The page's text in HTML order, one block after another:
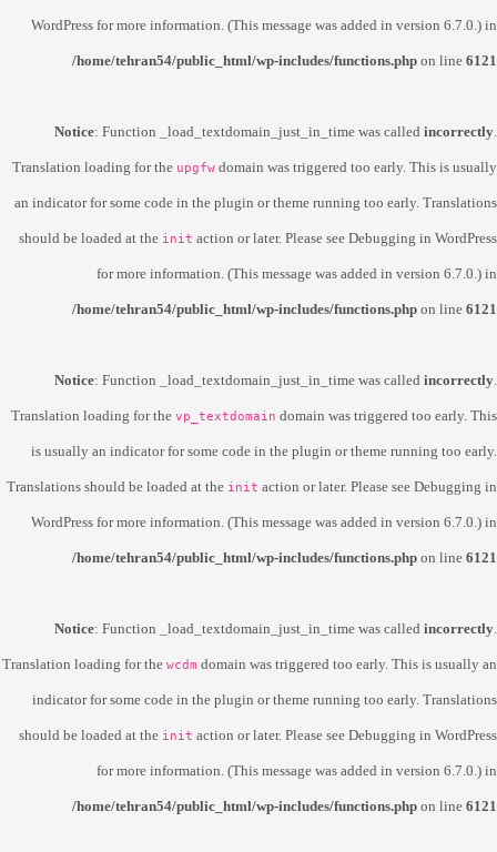
WordPress for more information. (This message was added in version 6.7.0.) in
/home/tehran54/public_html/wp-includes/functions.php on line 6121
Notice: Function _load_textdomain_just_in_time was called incorrectly.
Translation loading for the upgfw domain was triggered too early. This is usually
an indicator for some code in the plugin or theme running too early. Translations
should be loaded at the init action or later. Please see Debugging in WordPress
for more information. (This message was added in version 6.7.0.) in
/home/tehran54/public_html/wp-includes/functions.php on line 6121
Notice: Function _load_textdomain_just_in_time was called incorrectly.
Translation loading for the vp_textdomain domain was triggered too early. This
is usually an indicator for some code in the plugin or theme running too early.
Translations should be loaded at the init action or later. Please see Debugging in
WordPress for more information. (This message was added in version 6.7.0.) in
/home/tehran54/public_html/wp-includes/functions.php on line 6121
Notice: Function _load_textdomain_just_in_time was called incorrectly.
Translation loading for the wcdm domain was triggered too early. This is usually an
indicator for some code in the plugin or theme running too early. Translations
should be loaded at the init action or later. Please see Debugging in WordPress
for more information. (This message was added in version 6.7.0.) in
/home/tehran54/public_html/wp-includes/functions.php on line 6121